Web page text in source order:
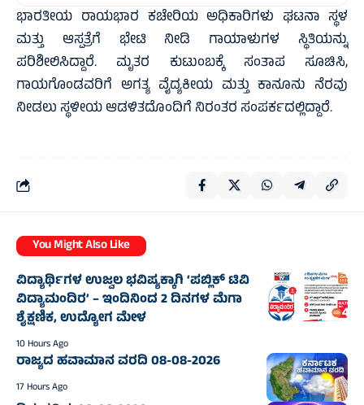
ಭಾರತೀಯ ರಾಯಭಾರ ಕಚೇರಿಯ ಅಧಿಕಾರಿಗಳು ಘಟನಾ ಸ್ಥಳ
ಮತ್ತು ಆಸ್ಪತ್ರೆಗೆ ಭೇಟಿ ನೀಡಿ ಗಾಯಾಳುಗಳ ಸ್ಥಿತಿಯನ್ನು
ಪರಿಶೀಲಿಸಿದ್ದಾರೆ. ಮೃತರ ಕುಟುಂಬಕ್ಕೆ ಸಂತಾಪ ಸೂಚಿಸಿ,
ಗಾಯಗೊಂಡವರಿಗೆ ಅಗತ್ಯ ವೈದ್ಯಕೀಯ ಮತ್ತು ಕಾನೂನು ನೆರವು
ನೀಡಲು ಸ್ಥಳೀಯ ಆಡಳಿತದೊಂದಿಗೆ ನಿರಂತರ ಸಂಪರ್ಕದಲ್ಲಿದ್ದಾರೆ.
You Might Also Like
ವಿದ್ಯಾರ್ಥಿಗಳ ಉಜ್ವಲ ಭವಿಷ್ಯಕ್ಕಾಗಿ ‘ಪಬ್ಲಿಕ್ ಟಿವಿ
ವಿದ್ಯಾಮಂದಿರ’ – ಇಂದಿನಿಂದ 2 ದಿನಗಳ ಮೆಗಾ
ಶೈಕ್ಷಣಿಕ, ಉದ್ಯೋಗ ಮೇಳ
10 Hours Ago
ರಾಜ್ಯದ ಹವಾಮಾನ ವರದಿ 08-08-2026
17 Hours Ago